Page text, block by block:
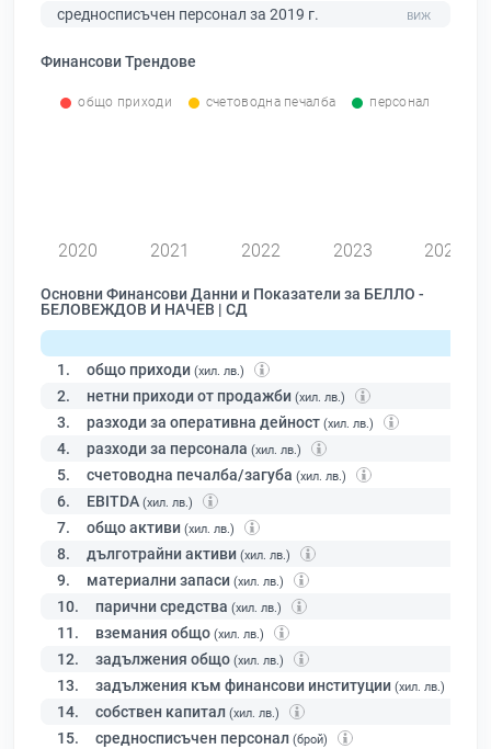
средносписъчен персонал за 2019 г.
Финансови Трендове
общо приходи счетоводна печалба персонал
2020 2021 2022 2023 2024
Основни Финансови Данни и Показатели за БЕЛЛО -
БЕЛОВЕЖДОВ И НАЧЕВ | СД
1. общо приходи (хил. лв.)
2. нетни приходи от продажби (хил. лв.)
3. разходи за оперативна дейност (хил. лв.)
4. разходи за персонала (хил. лв.)
5. счетоводна печалба/загуба (хил. лв.)
6. EBITDA (хил. лв.)
7. общо активи (хил. лв.)
8. дълготрайни активи (хил. лв.)
9. материални запаси (хил. лв.)
10. парични средства (хил. лв.)
11. вземания общо (хил. лв.)
12. задължения общо (хил. лв.)
13. задължения към финансови институции (хил. лв.)
14. собствен капитал (хил. лв.)
15. средносписъчен персонал (брой)